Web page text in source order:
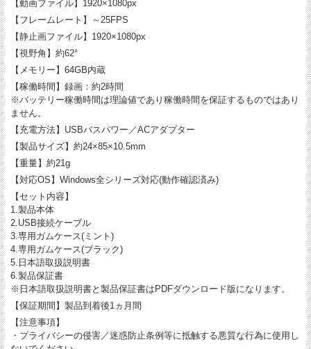
【動画ファイル】1920×1080px
【フレームレート】～25FPS
【静止画ファイル】1920×1080px
【視野角】約62°
【メモリー】64GB内蔵
【稼働時間】録画：約2時間
※バッテリー稼働時間は理論値であり稼働時間を保証するものではあり
ません。
【充電方法】USBバスパワー／ACアダプター
【製品サイズ】約24×85×10.5mm
【重量】約21g
【対応OS】Windows全シリーズ対応(動作確認済み)
【セット内容】
1.製品本体
2.USB接続ケーブル
3.専用ガムケース(ミント)
4.専用ガムケース(ブラック)
5.日本語取扱説明書
6.製品保証書
※日本語取扱説明書と製品保証書はPDFダウンロード版になります。
【保証期間】製品到着後1ヵ月間
【注意事項】
・プライバシーの侵害／迷惑防止条例等に抵触する悪質な行為に使用し